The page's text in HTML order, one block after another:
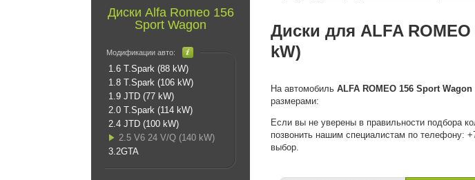
Диски Alfa Romeo 156
Sport Wagon
Модификации авто:
1.6 T.Spark (88 kW)
1.8 T.Spark (106 kW)
1.9 JTD (77 kW)
2.0 T.Spark (114 kW)
2.4 JTD (100 kW)
2.5 V6 24 V/Q (140 kW)
3.2GTA
Диски для ALFA ROMEO 156 Sport Wagon 2.5 V6 24 V/Q (140
kW)
На автомобиль ALFA ROMEO 156 Sport Wagon
размерами:
Если вы не уверены в правильности подбора
позвонить нашим специалистам по телефону:
выбор.